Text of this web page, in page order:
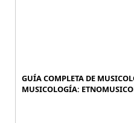
GUÍA COMPLETA DE
MUSICOLOGÍA: